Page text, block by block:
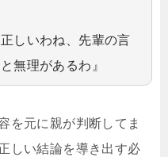
しいわね、先輩の言
無理があるわ』
を元に親が判断してま
しい結論を導き出す必